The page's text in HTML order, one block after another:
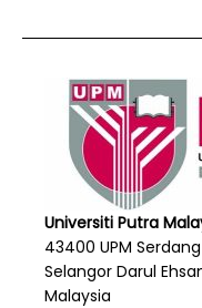
Universiti Putra
43400 UPM Serdang
Selangor Darul
Malaysia